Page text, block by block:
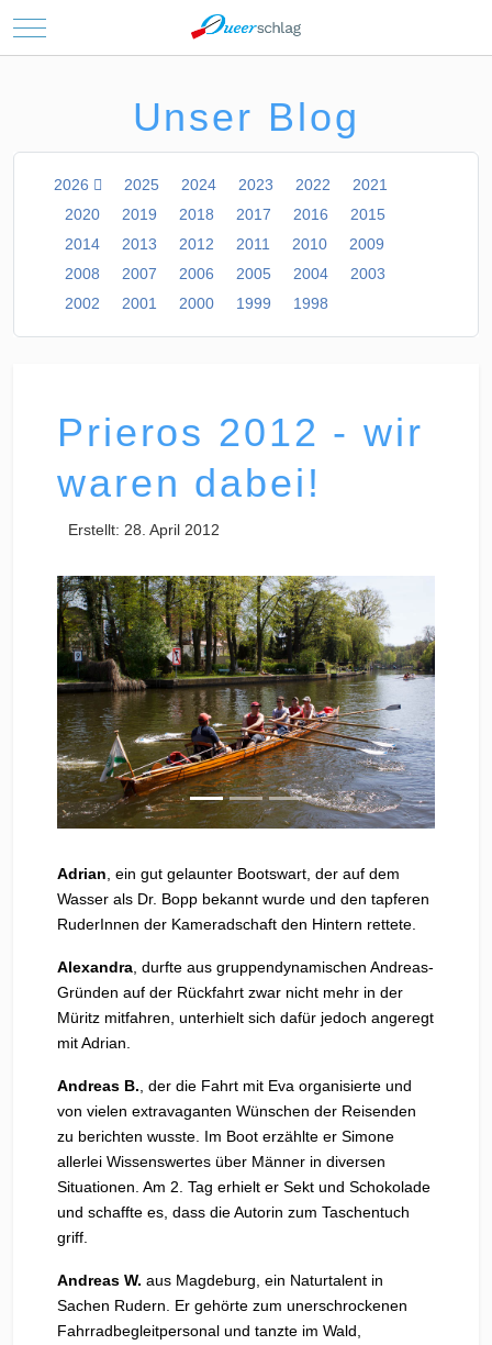
Mobile Menu Toggle
Unser Blog
2026 2025 2024 2023 2022
2021
2020
2019 2018 2017 2016
2015
2014
2013 2012 2011 2010
2009
2008
2007 2006 2005 2004
2003
2002
2001 2000 1999 1998
Prieros 2012 - wir
waren dabei!
Erstellt: 28. April 2012
Zurück Weiter
Adrian , ein gut gelaunter Bootswart, der auf dem
Wasser als Dr. Bopp bekannt wurde und den tapferen
RuderInnen der Kameradschaft den Hintern rettete.
Alexandra , durfte aus gruppendynamischen Andreas-
Gründen auf der Rückfahrt zwar nicht mehr in der
Müritz mitfahren, unterhielt sich dafür jedoch angeregt
mit Adrian.
Andreas B. , der die Fahrt mit Eva organisierte und
von vielen extravaganten Wünschen der Reisenden
zu berichten wusste. Im Boot erzählte er Simone
allerlei Wissenswertes über Männer in diversen
Situationen. Am 2. Tag erhielt er Sekt und Schokolade
und schaffte es, dass die Autorin zum Taschentuch
griff.
Andreas W. aus Magdeburg, ein Naturtalent in
Sachen Rudern. Er gehörte zum unerschrockenen
Fahrradbegleitpersonal und tanzte im Wald,